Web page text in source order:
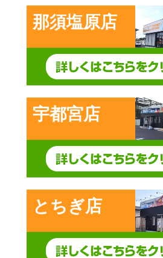
那須塩原店
宇都宮店
とちぎ店